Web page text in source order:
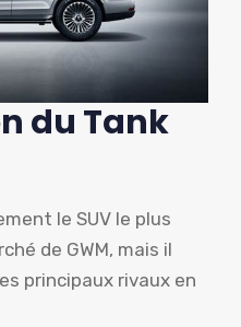
du Tank
le SUV le plus
de GWM, mais il
principaux rivaux en